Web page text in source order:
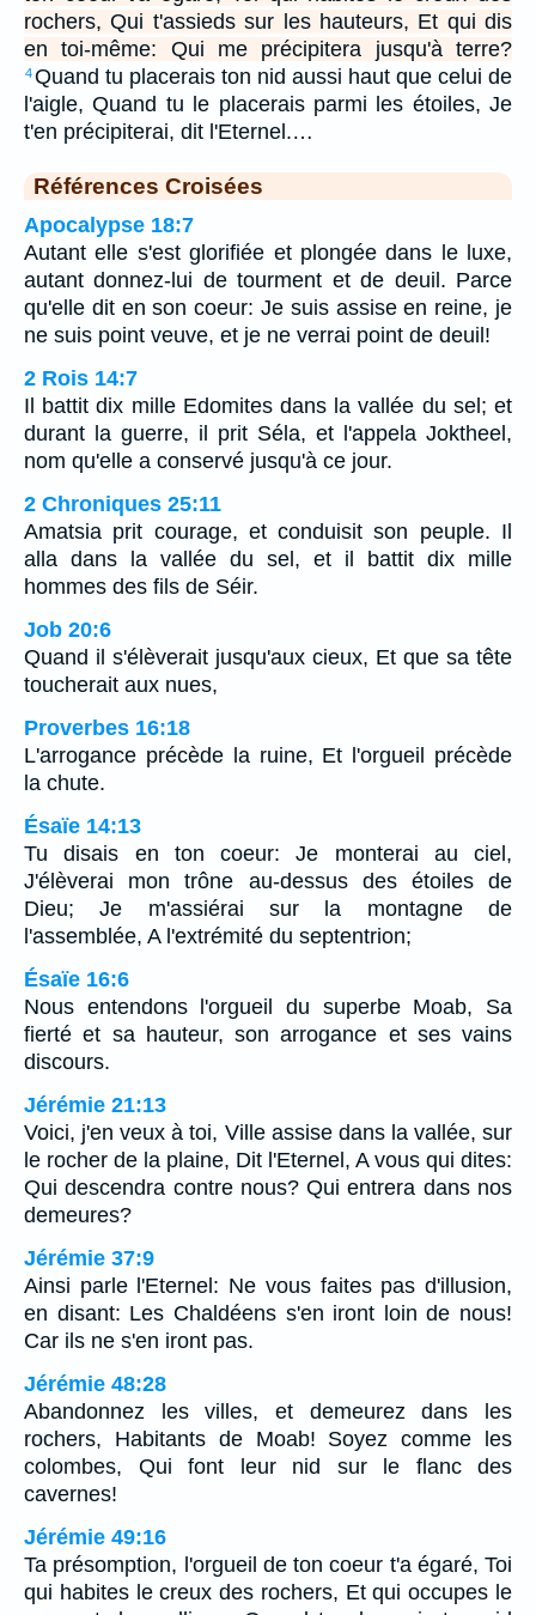
rochers, Qui t'assieds sur les hauteurs, Et qui dis
en toi-même: Qui me précipitera jusqu'à terre?
4Quand tu placerais ton nid aussi haut que celui de
l'aigle, Quand tu le placerais parmi les étoiles, Je
t'en précipiterai, dit l'Eternel.…
Références Croisées
Apocalypse 18:7
Autant elle s'est glorifiée et plongée dans le luxe,
autant donnez-lui de tourment et de deuil. Parce
qu'elle dit en son coeur: Je suis assise en reine, je
ne suis point veuve, et je ne verrai point de deuil!
2 Rois 14:7
Il battit dix mille Edomites dans la vallée du sel; et
durant la guerre, il prit Séla, et l'appela Joktheel,
nom qu'elle a conservé jusqu'à ce jour.
2 Chroniques 25:11
Amatsia prit courage, et conduisit son peuple. Il
alla dans la vallée du sel, et il battit dix mille
hommes des fils de Séir.
Job 20:6
Quand il s'élèverait jusqu'aux cieux, Et que sa tête
toucherait aux nues,
Proverbes 16:18
L'arrogance précède la ruine, Et l'orgueil précède
la chute.
Ésaïe 14:13
Tu disais en ton coeur: Je monterai au ciel,
J'élèverai mon trône au-dessus des étoiles de
Dieu; Je m'assiérai sur la montagne de
l'assemblée, A l'extrémité du septentrion;
Ésaïe 16:6
Nous entendons l'orgueil du superbe Moab, Sa
fierté et sa hauteur, son arrogance et ses vains
discours.
Jérémie 21:13
Voici, j'en veux à toi, Ville assise dans la vallée, sur
le rocher de la plaine, Dit l'Eternel, A vous qui dites:
Qui descendra contre nous? Qui entrera dans nos
demeures?
Jérémie 37:9
Ainsi parle l'Eternel: Ne vous faites pas d'illusion,
en disant: Les Chaldéens s'en iront loin de nous!
Car ils ne s'en iront pas.
Jérémie 48:28
Abandonnez les villes, et demeurez dans les
rochers, Habitants de Moab! Soyez comme les
colombes, Qui font leur nid sur le flanc des
cavernes!
Jérémie 49:16
Ta présomption, l'orgueil de ton coeur t'a égaré, Toi
qui habites le creux des rochers, Et qui occupes le